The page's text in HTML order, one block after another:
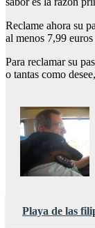
Reclame ahora su
al menos 7,99
Para reclamar su
o tantas como
Playa de las